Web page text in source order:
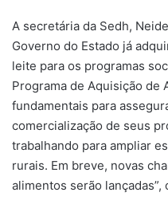
A secretária da Sedh,
Governo do Estado já
leite para os programas
Programa de Aquisição de
fundamentais para
comercialização de seus
trabalhando para ampliar
rurais. Em breve, novas
alimentos serão lançadas”,